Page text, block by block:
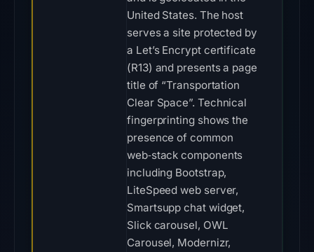
United States. The host
serves a site protected by
a Let’s Encrypt certificate
(R13) and presents a page
title of “Transportation
Clear Space”. Technical
fingerprinting shows the
presence of common
web‑stack components
including Bootstrap,
LiteSpeed web server,
Smartsupp chat widget,
Slick carousel, OWL
Carousel, Modernizr,